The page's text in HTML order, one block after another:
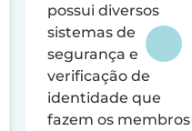
possui diversos
sistemas de
segurança e
verificação de
identidade que
fazem os membros